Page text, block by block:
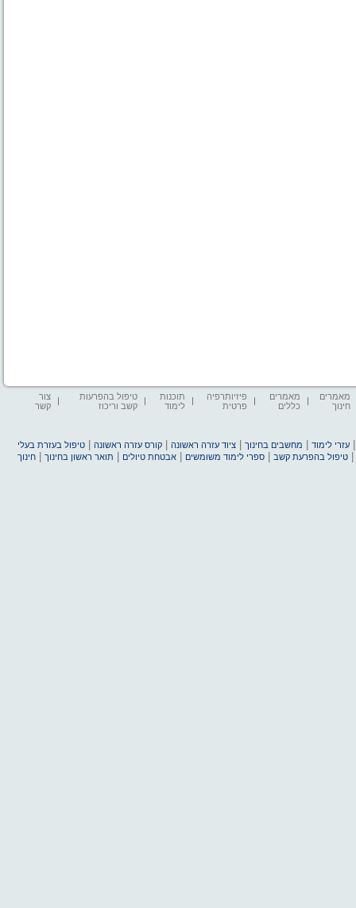
מאמרים
חינוך
מאמרים
כללים
פיזיותרפיה
פרטית
תוכנות
לימוד
טיפול בהפרעות
קשב וריכוז
צור
קשר
עזרי לימוד מחשבים בחינוך |ציוד עזרה ראשונה |קורס עזרה ראשונה |טיפול בעזרת בעלי
|טיפול בהפרעת קשב |ספרי לימוד משומשים |אבטחת טיולים תואר ראשון בחינוך |חינוך